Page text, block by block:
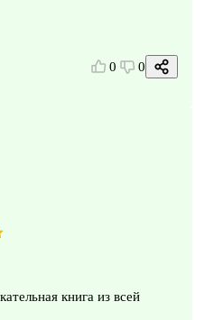
0 0
книга из всей